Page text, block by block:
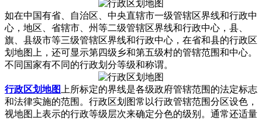
如在中国有省、自治区、中央直辖市一级管辖区界线和行政中
心，地区、省辖市、州等二级管辖区界线和行政中心，县、
旗、县级市等三级管辖区界线和行政中心，在省和县的行政区
划地图上，还可显示第四级乡和第五级村的管辖范围和中心。
不同国家有不同的行政划分等级和称谓。
行政区划地图 上所标定的界线是各级政府管辖范围的法定标志
和法律实施的范围。行政区划图常以行政管辖范围分区设色，
视地图上表示的行政等级层次来确定分色的级别。通常还适量